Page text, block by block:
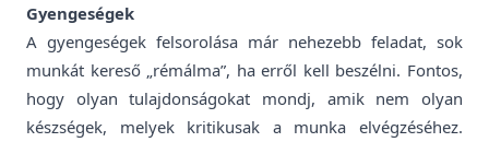
Gyengeségek
A gyengeségek felsorolása már nehezebb feladat, sok
munkát kereső „rémálma”, ha erről kell beszélni. Fontos,
hogy olyan tulajdonságokat mondj, amik nem olyan
készségek, melyek kritikusak a munka elvégzéséhez.